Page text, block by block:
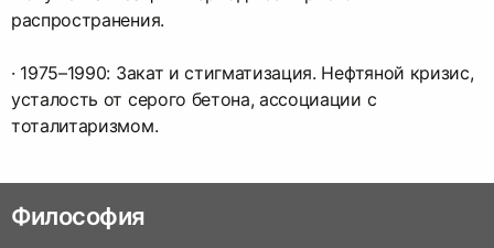
распространения.
· 1975–1990: Закат и стигматизация. Нефтяной кризис,
усталость от серого бетона, ассоциации с
тоталитаризмом.
Философия